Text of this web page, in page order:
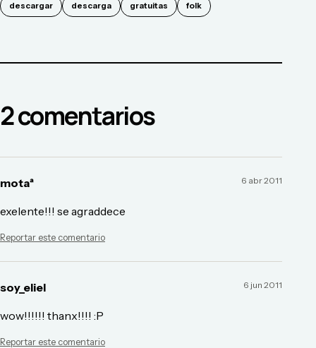
descargar descarga gratuitas folk
2comentarios
motaª 6 abr 2011
exelente!!! se agraddece
Reportar este comentario
soy_eliel 6 jun 2011
wow!!!!!! thanx!!!! :P
Reportar este comentario